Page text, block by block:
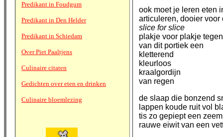
Predikant in Foudgum
Predikant in Den Helder
Predikant in Schiedam
Over Piet Paaltjens
Culinaire citaten
Gedichten over eten en drinken
Culinaire bloemlezing
ook moet je leren eten
articuleren, dooier voor
slice for slice
plakje voor plakje
van dit portiek een
kletterend
kleurloos
kraalgordijn
van regen
de slaap die bonzend
lappen koude ruit vol
tis zo gepiept een
rauwe eiwit van een